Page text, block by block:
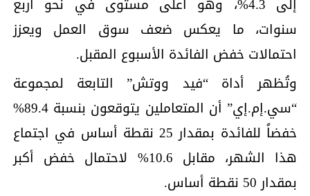
سنوات، ما يعكس ضعف سوق العمل ويعزز
احتمالات خفض الفائدة الأسبوع المقبل.
وتُظهر أداة “فيد ووتش” التابعة لمجموعة
“سي.إم.إي” أن المتعاملين يتوقعون بنسبة 89.4%
خفضاً للفائدة بمقدار 25 نقطة أساس في اجتماع
هذا الشهر، مقابل 10.6% لاحتمال خفض أكبر
بمقدار 50 نقطة أساس.